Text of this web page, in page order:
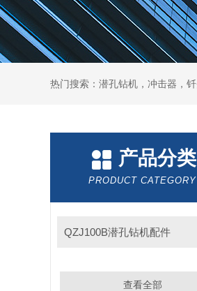
产品分类
PRODUCT CATEGORY
QZJ100B潜孔钻机配件
查看全部